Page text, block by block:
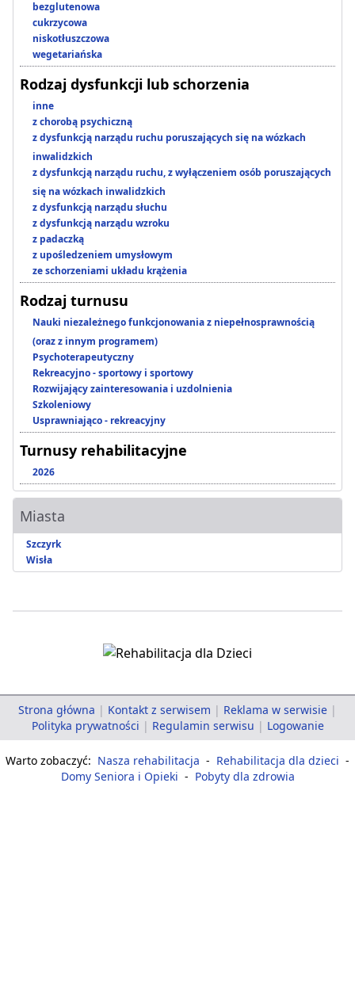
bezglutenowa
cukrzycowa
niskotłuszczowa
wegetariańska
Rodzaj dysfunkcji lub schorzenia
inne
z chorobą psychiczną
z dysfunkcją narządu ruchu poruszających się na wózkach
inwalidzkich
z dysfunkcją narządu ruchu, z wyłączeniem osób poruszających
się na wózkach inwalidzkich
z dysfunkcją narządu słuchu
z dysfunkcją narządu wzroku
z padaczką
z upośledzeniem umysłowym
ze schorzeniami układu krążenia
Rodzaj turnusu
Nauki niezależnego funkcjonowania z niepełnosprawnością
(oraz z innym programem)
Psychoterapeutyczny
Rekreacyjno - sportowy i sportowy
Rozwijający zainteresowania i uzdolnienia
Szkoleniowy
Usprawniająco - rekreacyjny
Turnusy rehabilitacyjne
2026
Miasta
Szczyrk
Wisła
Strona główna | Kontakt z serwisem | Reklama w serwisie |
Polityka prywatności | Regulamin serwisu | Logowanie
Warto zobaczyć: Nasza rehabilitacja - Rehabilitacja dla dzieci -
Domy Seniora i Opieki - Pobyty dla zdrowia